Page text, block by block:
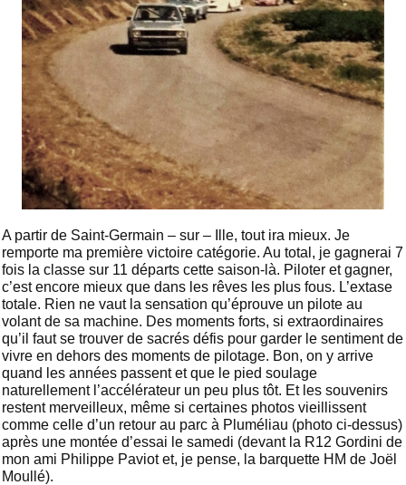
A partir de Saint-Germain – sur – Ille, tout ira mieux. Je
remporte ma première victoire catégorie. Au total, je gagnerai 7
fois la classe sur 11 départs cette saison-là. Piloter et gagner,
c’est encore mieux que dans les rêves les plus fous. L’extase
totale. Rien ne vaut la sensation qu’éprouve un pilote au
volant de sa machine. Des moments forts, si extraordinaires
qu’il faut se trouver de sacrés défis pour garder le sentiment de
vivre en dehors des moments de pilotage. Bon, on y arrive
quand les années passent et que le pied soulage
naturellement l’accélérateur un peu plus tôt. Et les souvenirs
restent merveilleux, même si certaines photos vieillissent
comme celle d’un retour au parc à Pluméliau (photo ci-dessus)
après une montée d’essai le samedi (devant la R12 Gordini de
mon ami Philippe Paviot et, je pense, la barquette HM de Joël
Moullé).